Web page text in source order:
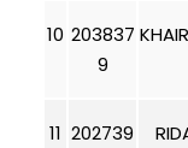
10 203837
9
11 202739